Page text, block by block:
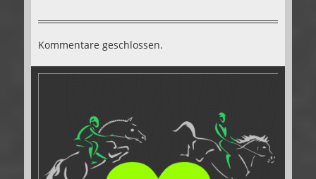
Kommentare geschlossen.